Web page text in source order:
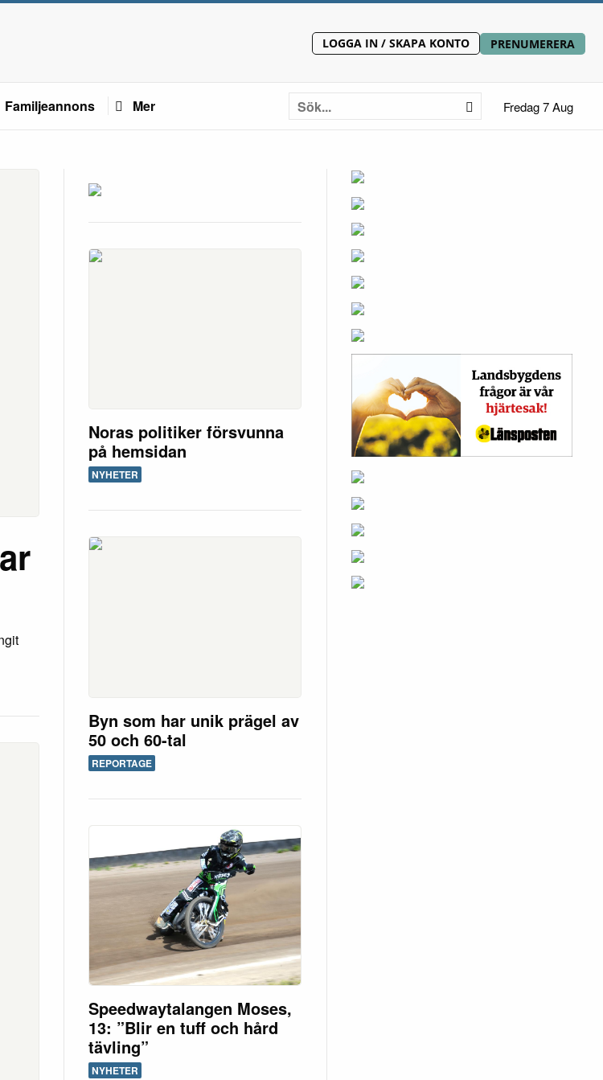
LOGGA IN / SKAPA KONTO PRENUMERERA
Familjeannons Mer Fredag 7 Aug
Noras politiker försvunna
på hemsidan
NYHETER
Byn som har unik prägel av
50 och 60-tal
REPORTAGE
Speedwaytalangen Moses,
13: ”Blir en tuff och hård
tävling”
NYHETER